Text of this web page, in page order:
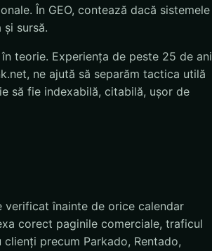
În GEO, contează dacă sistemele
sursă.
teorie. Experiența de peste 25 de ani
ne ajută să separăm tactica utilă
să fie indexabilă, citabilă, ușor de
verificat înainte de orice calendar
corect paginile comerciale, traficul
precum Parkado, Rentado,